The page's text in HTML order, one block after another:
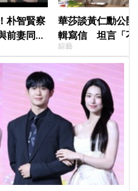
朴智賢察
前妻同框
華莎談黃仁勳公
輯寫信 坦言「不
來」
綜藝